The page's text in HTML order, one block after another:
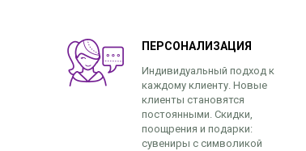
ПЕРСОНАЛИЗАЦИЯ
Индивидуальный подход к
каждому клиенту. Новые
клиенты становятся
постоянными. Скидки,
поощрения и подарки:
сувениры с символикой